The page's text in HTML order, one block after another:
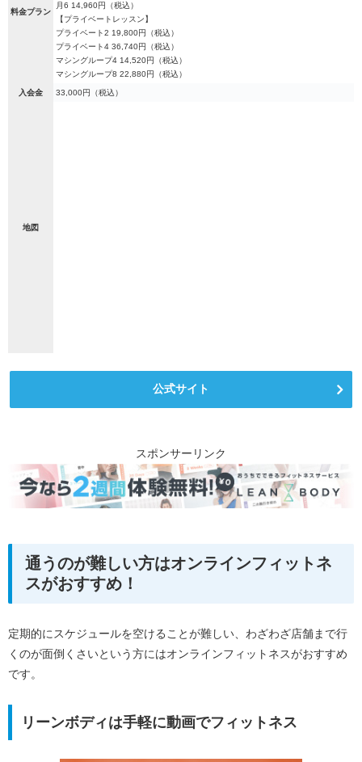
料金プラン
月6 14,960円（税込）
【プライベートレッスン】
プライベート2 19,800円（税込）
プライベート4 36,740円（税込）
マシングループ4 14,520円（税込）
マシングループ8 22,880円（税込）
入会金 33,000円（税込）
地図
公式サイト
スポンサーリンク
通うのが難しい方はオンラインフィットネ
スがおすすめ！
定期的にスケジュールを空けることが難しい、わざわざ店舗まで行
くのが面倒くさいという方にはオンラインフィットネスがおすすめ
です。
リーンボディは手軽に動画でフィットネス